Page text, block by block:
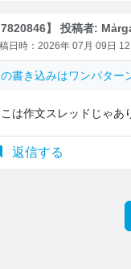
7820846】 投稿者:
日時：2026年 07月 09日
の書き込みはワンパター
は作文スレッドじゃあ
返信する